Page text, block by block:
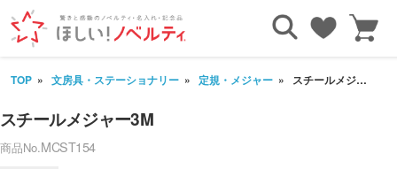
TOP 文房具・ステーショナリー 定規・メジャー スチールメジャー3M
スチールメジャー3M
商品No.MCST154